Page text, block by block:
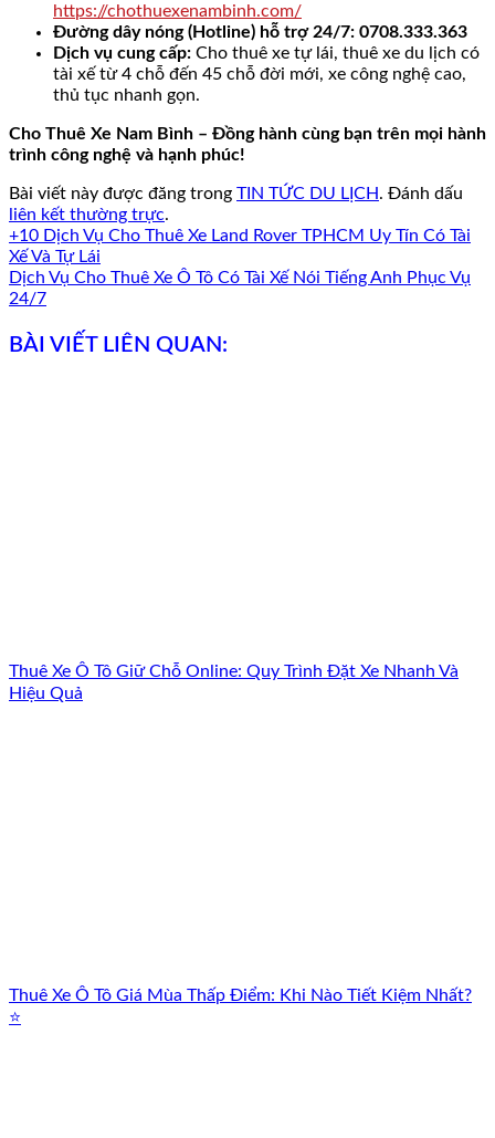
https://chothuexenambinh.com/
Đường dây nóng (Hotline) hỗ trợ 24/7: 0708.333.363
Dịch vụ cung cấp: Cho thuê xe tự lái, thuê xe du lịch có
tài xế từ 4 chỗ đến 45 chỗ đời mới, xe công nghệ cao,
thủ tục nhanh gọn.
Cho Thuê Xe Nam Bình – Đồng hành cùng bạn trên mọi hành
trình công nghệ và hạnh phúc!
Bài viết này được đăng trong TIN TỨC DU LỊCH. Đánh dấu
liên kết thường trực.
+10 Dịch Vụ Cho Thuê Xe Land Rover TPHCM Uy Tín Có Tài
Xế Và Tự Lái
Dịch Vụ Cho Thuê Xe Ô Tô Có Tài Xế Nói Tiếng Anh Phục Vụ
24/7
BÀI VIẾT LIÊN QUAN:
Thuê Xe Ô Tô Giữ Chỗ Online: Quy Trình Đặt Xe Nhanh Và
Hiệu Quả
Thuê Xe Ô Tô Giá Mùa Thấp Điểm: Khi Nào Tiết Kiệm Nhất?
⭐